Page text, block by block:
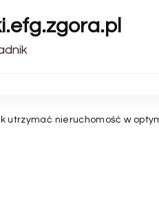
utrzymać nieruchomość w